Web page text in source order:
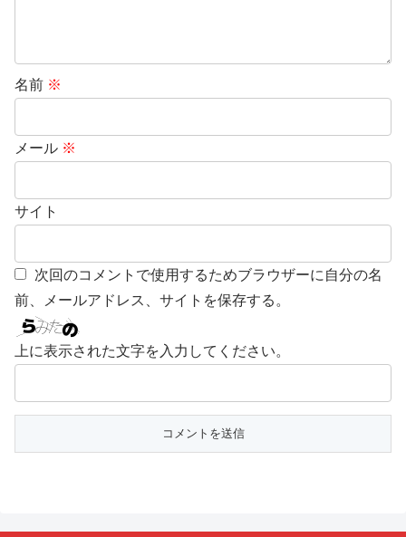
名前 ※
メール ※
サイト
次回のコメントで使用するためブラウザーに自分の名
前、メールアドレス、サイトを保存する。
上に表示された文字を入力してください。